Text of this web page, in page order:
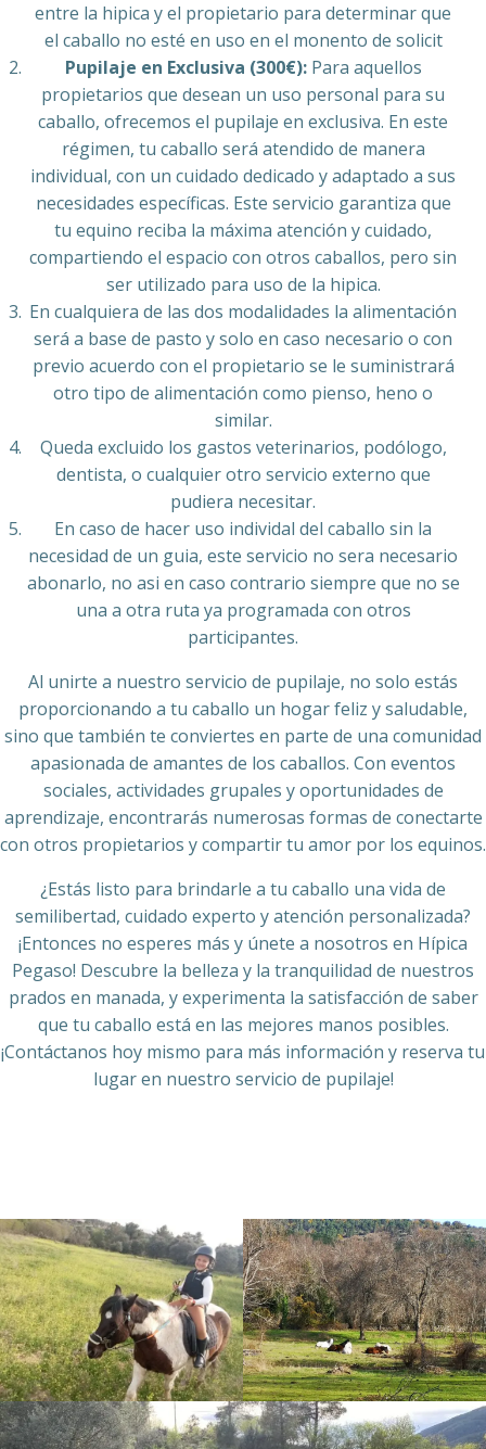
entre la hipica y el propietario para determinar que
el caballo no esté en uso en el monento de solicit
Pupilaje en Exclusiva (300€):Para aquellos
propietarios que desean un uso personal para su
caballo, ofrecemos el pupilaje en exclusiva. En este
régimen, tu caballo será atendido de manera
individual, con un cuidado dedicado y adaptado a sus
necesidades específicas. Este servicio garantiza que
tu equino reciba la máxima atención y cuidado,
compartiendo el espacio con otros caballos, pero sin
ser utilizado para uso de la hipica.
En cualquiera de las dos modalidades la alimentación
será a base de pasto y solo en caso necesario o con
previo acuerdo con el propietario se le suministrará
otro tipo de alimentación como pienso, heno o
similar.
Queda excluido los gastos veterinarios, podólogo,
dentista, o cualquier otro servicio externo que
pudiera necesitar.
En caso de hacer uso individal del caballo sin la
necesidad de un guia, este servicio no sera necesario
abonarlo, no asi en caso contrario siempre que no se
una a otra ruta ya programada con otros
participantes.
Al unirte a nuestro servicio de pupilaje, no solo estás
proporcionando a tu caballo un hogar feliz y saludable,
sino que también te conviertes en parte de una comunidad
apasionada de amantes de los caballos. Con eventos
sociales, actividades grupales y oportunidades de
aprendizaje, encontrarás numerosas formas de conectarte
con otros propietarios y compartir tu amor por los equinos.
¿Estás listo para brindarle a tu caballo una vida de
semilibertad, cuidado experto y atención personalizada?
¡Entonces no esperes más y únete a nosotros en Hípica
Pegaso! Descubre la belleza y la tranquilidad de nuestros
prados en manada, y experimenta la satisfacción de saber
que tu caballo está en las mejores manos posibles.
¡Contáctanos hoy mismo para más información y reserva tu
lugar en nuestro servicio de pupilaje!